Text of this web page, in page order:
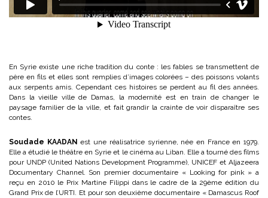
En Syrie existe une riche tradition du conte : les fables se transmettent de
père en fils et elles sont remplies d’images colorées – des poissons volants
aux serpents amis. Cependant ces histoires se perdent au fil des années.
Dans la vieille ville de Damas, la modernité est en train de changer le
paysage familier de la ville, et fait grandir la crainte de voir disparaître ses
contes.
Soudade KAADAN est une réalisatrice syrienne, née en France en 1979.
Elle a étudié le théâtre en Syrie et le cinéma au Liban. Elle a tourné des films
pour UNDP (United Nations Development Programme), UNICEF et Aljazeera
Documentary Channel. Son premier documentaire « Looking for pink » a
reçu en 2010 le Prix Martine Filippi dans le cadre de la 29ème édition du
Grand Prix de l’URTI. Et pour son deuxième documentaire « Damascus Roof